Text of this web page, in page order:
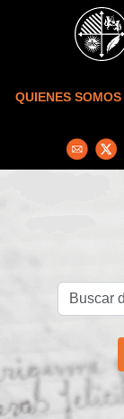
Skip to main content
QUIENES SOMOS